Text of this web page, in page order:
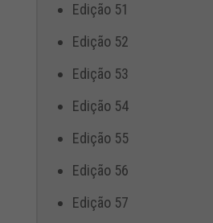
Edição 51
Edição 52
Edição 53
Edição 54
Edição 55
Edição 56
Edição 57